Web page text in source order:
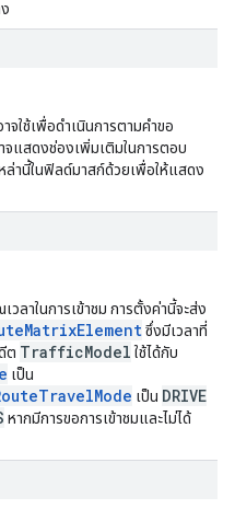
ใช้เพื่อดำเนินการตามคำขอ
จแสดงช่องเพิ่มเติมในการตอบ
านี้ในฟิลด์มาสก์ด้วยเพื่อให้แสดง
วลาในการเข้าชม การตั้งค่านี้จะส่ง
ซึ่งมีเวลาที่
ต TrafficModel ใช้ได้กับ
เป็น
เป็น DRIVE
หากมีการขอการเข้าชมและไม่ได้